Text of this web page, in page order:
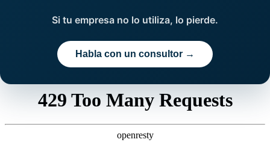
Si tu empresa no lo utiliza, lo pierde.
Habla con un consultor →